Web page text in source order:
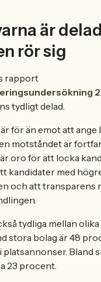
är
rör sig
rapport
tydligt delad.
för än emot att ange
motståndet är
oro för att locka
kandidater med
och att transparens
tydliga mellan
stora bolag är 48
Bland
23 procent.